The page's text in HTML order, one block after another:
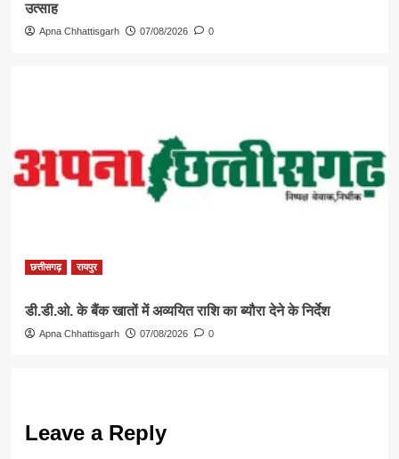
उत्साह
Apna Chhattisgarh 07/08/2026 0
छत्तीसगढ़ रायपुर
डी.डी.ओ. के बैंक खातों में अव्ययित राशि का ब्यौरा देने के निर्देश
Apna Chhattisgarh 07/08/2026 0
Leave a Reply